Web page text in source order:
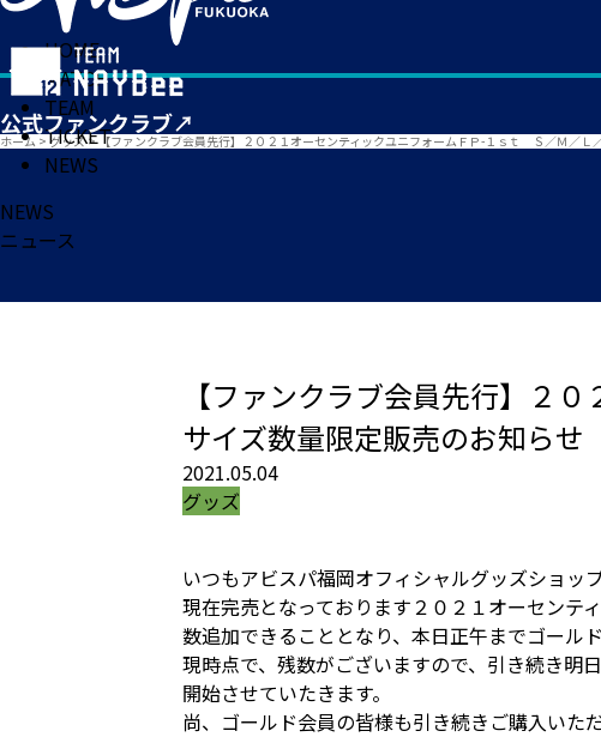
HOME
MATCH
TEAM
TICKET
NEWS
ホーム > グッズ> 【ファンクラブ会員先行】２０２１オーセンティックユニフォームＦＰ-１ｓｔ Ｓ／Ｍ／Ｌ
NEWS
ニュース
【ファンクラブ会員先行】２
サイズ数量限定販売のお知らせ
2021.05.04
グッズ
いつもアビスパ福岡オフィシャルグッズショッ
現在完売となっております２０２１オーセンテ
数追加できることとなり、本日正午までゴール
現時点で、残数がございますので、引き続き明
開始させていたきます。
尚、ゴールド会員の皆様も引き続きご購入いただ